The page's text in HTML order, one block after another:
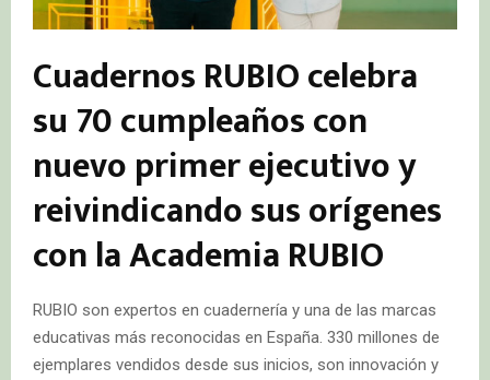
Cuadernos RUBIO celebra
su 70 cumpleaños con
nuevo primer ejecutivo y
reivindicando sus orígenes
con la Academia RUBIO
RUBIO son expertos en cuadernería y una de las marcas
educativas más reconocidas en España. 330 millones de
ejemplares vendidos desde sus inicios, son innovación y